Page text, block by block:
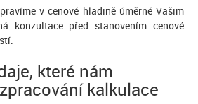
v cenové hladině úměrné Vašim
konzultace před stanovením cenové
které nám
kalkulace